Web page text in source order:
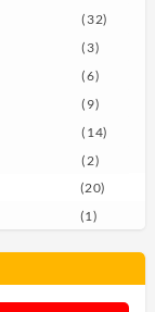
(32)
(3)
(6)
(9)
(14)
(2)
(20)
(1)